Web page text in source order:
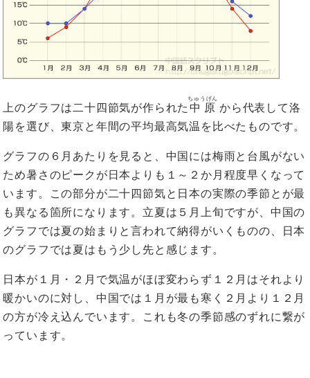
上のグラフは二十四節気が作られた 中原
ちゅうげん
から代表して洛
陽を選び、東京と年間の平均最高気温を比べたものです。
グラフの６月あたりを見ると、中国には梅雨と台風がない
ため暑さのピークが日本よりも１～２か月程度早くなって
います。この部分が二十四節気と日本の実際の季節とが最
も異なる箇所になります。立夏は５月上旬ですが、中国の
グラフでは夏の始まりと言われて納得がいくものの、日本
のグラフでは夏はもう少し先と感じます。
日本が１月・２月で気温がほぼ変わらず１２月はそれより
暖かいのに対し、中国では１月が最も寒く２月より１２月
の方が冷え込んでいます。これも冬の季節感のずれに繋が
っています。